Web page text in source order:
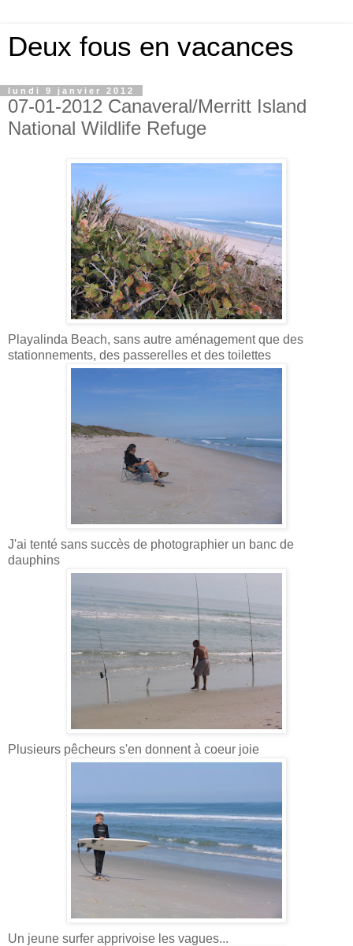
Deux fous en vacances
lundi 9 janvier 2012
07-01-2012 Canaveral/Merritt Island
National Wildlife Refuge
Playalinda Beach, sans autre aménagement que des
stationnements, des passerelles et des toilettes
J'ai tenté sans succès de photographier un banc de
dauphins
Plusieurs pêcheurs s'en donnent à coeur joie
Un jeune surfer apprivoise les vagues...